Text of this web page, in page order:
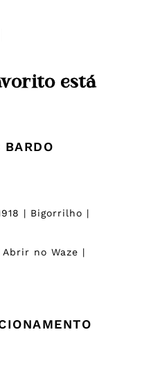
está
| Bigorrilho |
Abrir no Waze |